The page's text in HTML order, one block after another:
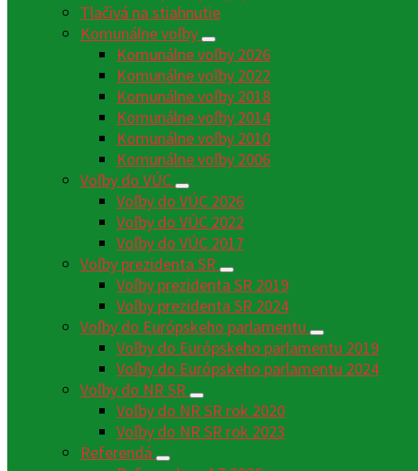
Tlačivá na stiahnutie
Komunálne voľby
Komunálne voľby 2026
Komunálne voľby 2022
Komunálne voľby 2018
Komunálne voľby 2014
Komunálne voľby 2010
Komunálne voľby 2006
Voľby do VÚC
Voľby do VÚC 2026
Voľby do VÚC 2022
Voľby do VÚC 2017
Voľby prezidenta SR
Voľby prezidenta SR 2019
Voľby prezidenta SR 2024
Voľby do Európskeho parlamentu
Voľby do Európskeho parlamentu 2019
Voľby do Európskeho parlamentu 2024
Voľby do NR SR
Voľby do NR SR rok 2020
Voľby do NR SR rok 2023
Referendá